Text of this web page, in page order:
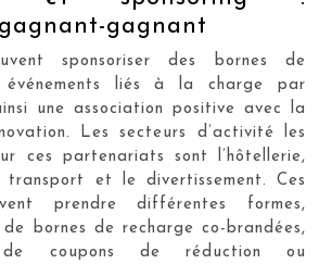
gagnant
sponsoriser des bornes de
liés à la charge par
une association positive avec la
Les secteurs d’activité les
ces partenariats sont l’hôtellerie,
et le divertissement. Ces
prendre différentes formes,
bornes de recharge co-brandées,
coupons de réduction ou